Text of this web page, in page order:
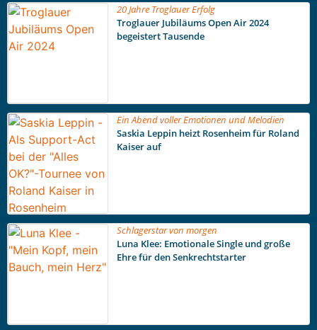
20 Jahre Troglauer Erfolg
Troglauer Jubiläums Open Air 2024
begeistert Tausende
Ein Abend voller Emotionen und Melodien
Saskia Leppin heizt Rosenheim für Roland
Kaiser auf
Schlagerstar von morgen
Luna Klee: Emotionale Single und große
Ehre für den Senkrechtstarter